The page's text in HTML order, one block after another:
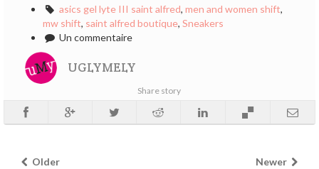
asics gel lyte III saint alfred, men and women shift,
mw shift, saint alfred boutique, Sneakers
Un commentaire
UGLYMELY
Share story
Older Newer